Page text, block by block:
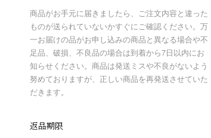
商品がお手元に届きましたら、ご注文内容と違った
ものが送られていないかすぐにご確認ください。万
一お届けの品がお申し込みの商品と異なる場合や不
足品、破損、不良品の場合は到着から7日以内にお
知らせください。商品は発送ミスや不良がないよう
努めておりますが、正しい商品を再発送させていた
だきます。
返品期限